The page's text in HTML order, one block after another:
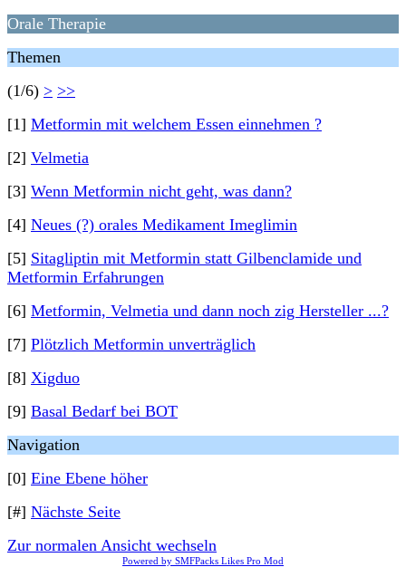
Orale Therapie
Themen
(1/6) > >>
[1] Metformin mit welchem Essen einnehmen ?
[2] Velmetia
[3] Wenn Metformin nicht geht, was dann?
[4] Neues (?) orales Medikament Imeglimin
[5] Sitagliptin mit Metformin statt Gilbenclamide und
Metformin Erfahrungen
[6] Metformin, Velmetia und dann noch zig Hersteller ...?
[7] Plötzlich Metformin unverträglich
[8] Xigduo
[9] Basal Bedarf bei BOT
Navigation
[0] Eine Ebene höher
[#] Nächste Seite
Zur normalen Ansicht wechseln
Powered by SMFPacks Likes Pro Mod